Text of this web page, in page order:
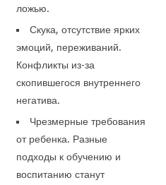
ложью.
Скука, отсутствие ярких
эмоций, переживаний.
Конфликты из-за
скопившегося внутреннего
негатива.
Чрезмерные требования
от ребенка. Разные
подходы к обучению и
воспитанию станут